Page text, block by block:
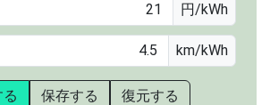
円/kWh
km/kWh
保存する 復元する